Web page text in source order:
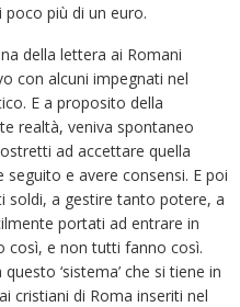
più di un euro.
della lettera ai Romani
con alcuni impegnati nel
E a proposito della
realtà, veniva spontaneo
ad accettare quella
e avere consensi. E poi
soldi, a gestire tanto potere, a
portati ad entrare in
così, e non tutti fanno così.
‘sistema’ che si tiene in
cristiani di Roma inseriti nel